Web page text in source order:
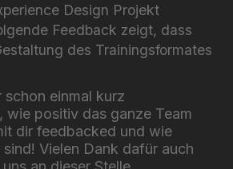
Design Projekt
Feedback zeigt, dass
des Trainingsformates
schon einmal kurz
wie positiv das ganze Team
dir feedbacked und wie
Vielen Dank dafür auch